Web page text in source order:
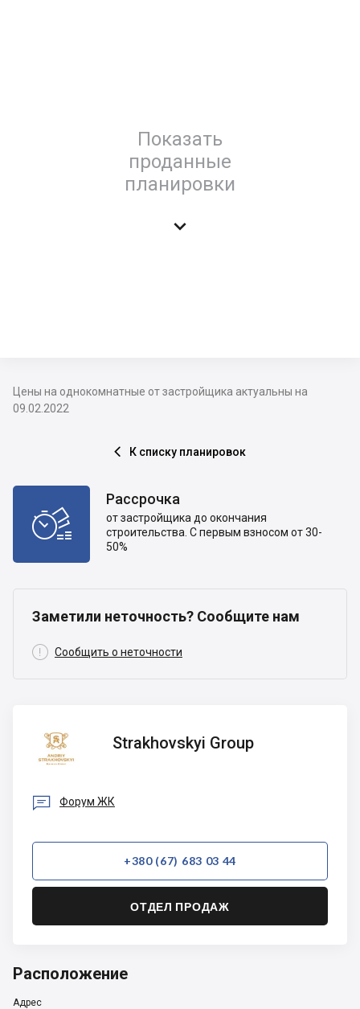
Показать
проданные
планировки

Цены на однокомнатные от застройщика актуальны на
09.02.2022
 К списку планировок

Рассрочка
от застройщика до окончания
строительства. С первым взносом от 30-
50%
Заметили неточность? Сообщите нам
 Сообщить о неточности
Strakhovskyi
Group
Strakhovskyi Group
 Форум ЖК
+380 (67) 683 03 44
ОТДЕЛ ПРОДАЖ
Расположение
Адрес